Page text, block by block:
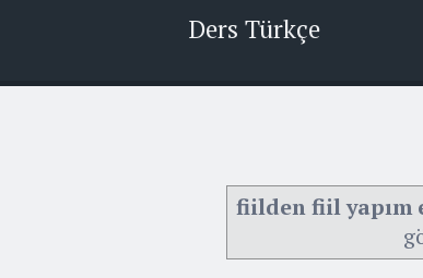
Ders Türkçe
fiilden fiil